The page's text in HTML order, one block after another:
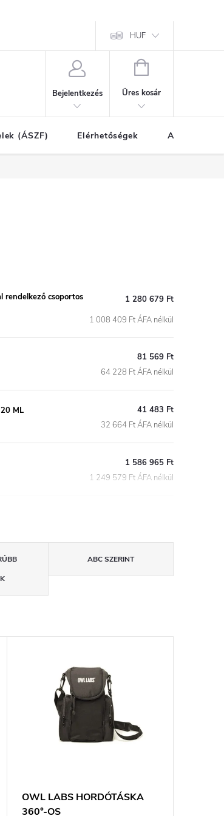
HUF
Bejelentkezés
KOSÁR
Üres kosár
(ÁSZF) Elérhetőségek A vásárlás
rendelkező csoportos
1 280 679 Ft
1 008 409 Ft ÁFA nélkül
81 569 Ft
64 228 Ft ÁFA nélkül
ML
41 483 Ft
32 664 Ft ÁFA nélkül
1 586 965 Ft
1 249 579 Ft ÁFA nélkül
ABC SZERINT
OWL LABS HORDÓTÁSKA
360°-OS